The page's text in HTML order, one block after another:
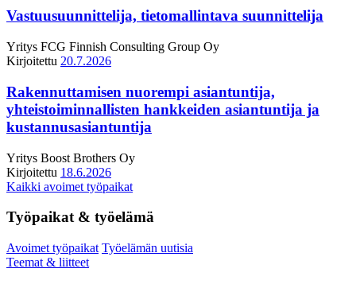
Vastuusuunnittelija, tietomallintava suunnittelija
Yritys FCG Finnish Consulting Group Oy
Kirjoitettu 20.7.2026
Rakennuttamisen nuorempi asiantuntija,
yhteistoiminnallisten hankkeiden asiantuntija ja
kustannusasiantuntija
Yritys Boost Brothers Oy
Kirjoitettu 18.6.2026
Kaikki avoimet työpaikat
Työpaikat & työelämä
Avoimet työpaikat Työelämän uutisia
Teemat & liitteet